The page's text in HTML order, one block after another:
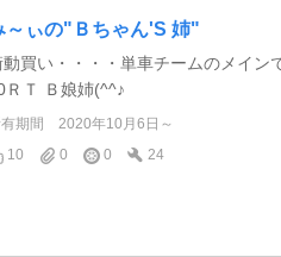
～ぃの"Ｂちゃん'S 姉"
動買い・・・・単車チームのメイ
ＲＴ Ｂ娘姉(^^♪
期間
2020年10月6日～
10
0 0 24